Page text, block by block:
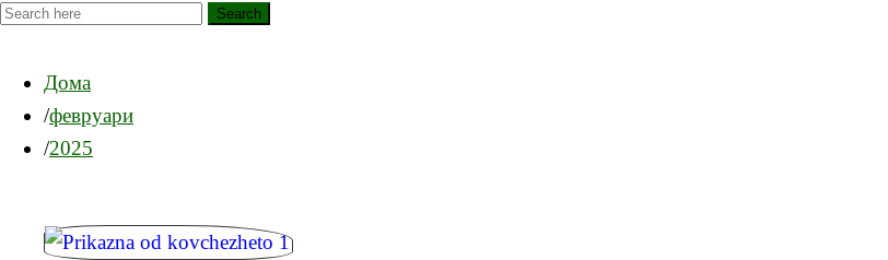
Search
Дома
февруари
2025